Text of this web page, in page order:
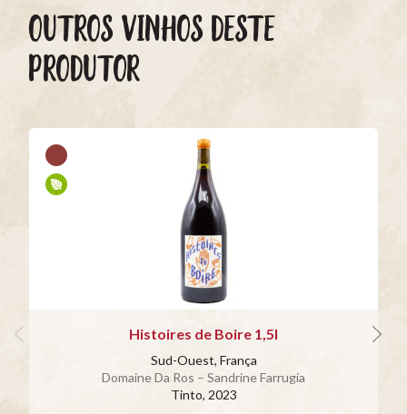
OUTROS VINHOS DESTE
PRODUTOR
Histoires de Boire 1,5l
Sud-Ouest, França
Domaine Da Ros – Sandrine Farrugia
Tinto, 2023